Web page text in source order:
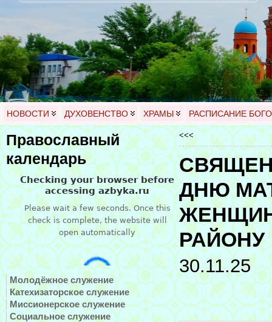
НОВОСТИ ДУХОВЕНСТВО ХРАМЫ РАСПИСАНИЕ
Православный
календарь
Молодёжное служение
Катехизаторское служение
Миссионерское служение
Социальное служение
<<<
ДНЮ
РАЙОНУ
30.11.25